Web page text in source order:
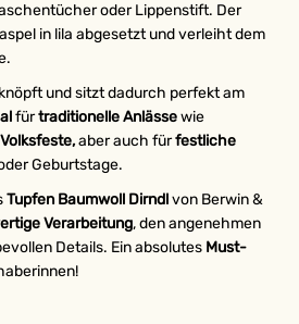
oder Lippenstift. Der
in lila abgesetzt und verleiht dem
und sitzt dadurch perfekt am
fürtraditionelle Anlässewie
Volksfeste,aber auch fürfestliche
Geburtstage.
Tupfen Baumwoll Dirndlvon Berwin &
Verarbeitung, den angenehmen
Details. Ein absolutes Must-